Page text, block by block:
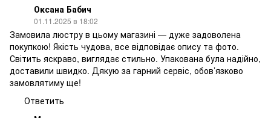
Оксана Бабич
01.11.2025 в 18:02
Замовила люстру в цьому магазині — дуже задоволена
покупкою! Якість чудова, все відповідає опису та фото.
Світить яскраво, виглядає стильно. Упакована була надійно,
доставили швидко. Дякую за гарний сервіс, обов’язково
замовлятиму ще!
Ответить